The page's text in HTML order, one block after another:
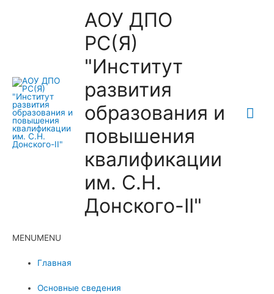
АОУ ДПО
РС(Я)
"Институт
развития
образования и
повышения
квалификации
им. С.Н.
Донского-II"
MENUMENU
Главная
Основные сведения